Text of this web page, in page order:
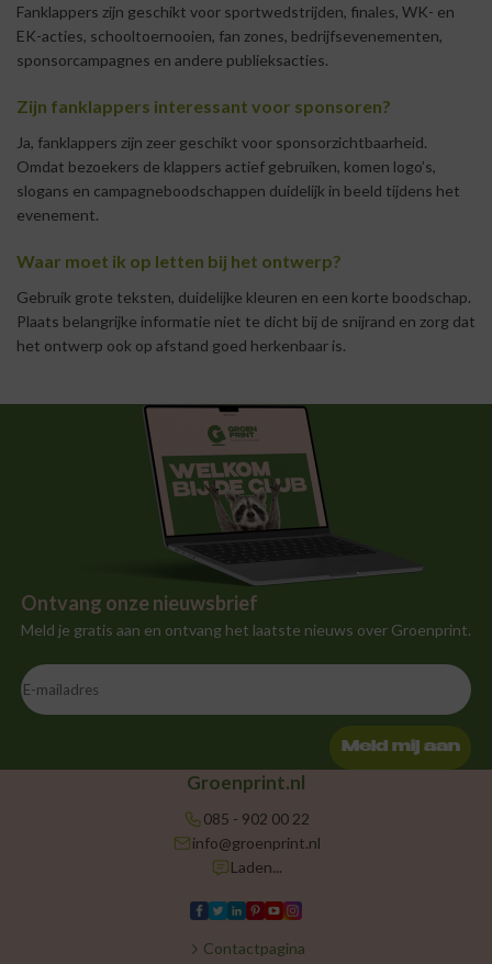
Fanklappers zijn geschikt voor sportwedstrijden, finales, WK- en
EK-acties, schooltoernooien, fan zones, bedrijfsevenementen,
sponsorcampagnes en andere publieksacties.
Zijn fanklappers interessant voor sponsoren?
Ja, fanklappers zijn zeer geschikt voor sponsorzichtbaarheid.
Omdat bezoekers de klappers actief gebruiken, komen logo’s,
slogans en campagneboodschappen duidelijk in beeld tijdens het
evenement.
Waar moet ik op letten bij het ontwerp?
Gebruik grote teksten, duidelijke kleuren en een korte boodschap.
Plaats belangrijke informatie niet te dicht bij de snijrand en zorg dat
het ontwerp ook op afstand goed herkenbaar is.
Ontvang onze nieuwsbrief
Meld je gratis aan en ontvang het laatste nieuws over Groenprint.
Meld mij aan
Groenprint.nl
085 - 902 00 22
info@groenprint.nl
Laden...
Contactpagina